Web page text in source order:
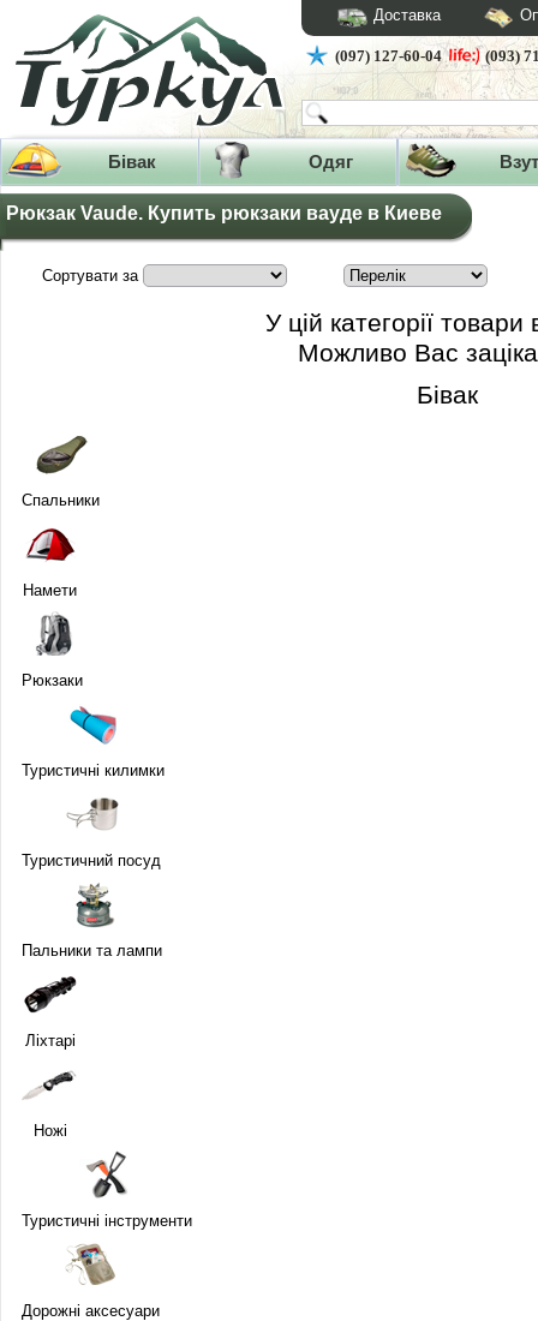
Доставка
(097) 127-60-04 (093)
Бівак Одяг
Рюкзак Vaude. Купить рюкзаки вауде в Киеве
Сортувати за
У цій категорії товари
Можливо Вас
Бівак
Спальники
Намети
Рюкзаки
Туристичні килимки
Туристичний посуд
Пальники та лампи
Ліхтарі
Ножі
Туристичні інструменти
Дорожні аксесуари